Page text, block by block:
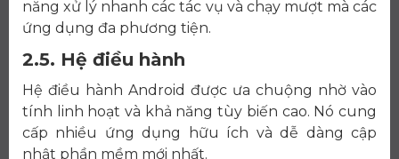
năng xử lý nhanh các tác vụ và chạy mượt mà các
ứng dụng đa phương tiện.
2.5. Hệ điều hành
Hệ điều hành Android được ưa chuộng nhờ vào
tính linh hoạt và khả năng tùy biến cao. Nó cung
cấp nhiều ứng dụng hữu ích và dễ dàng cập
nhật phần mềm mới nhất.